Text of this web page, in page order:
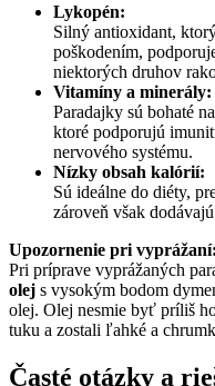
Lykopén:
Silný antioxidant,
poškodením,
niektorých druhov
Vitamíny a minerály:
Paradajky sú bohaté
ktoré podporujú
nervového systému.
Nízky obsah kalórií:
Sú ideálne do diéty,
zároveň však
Upozornenie pri vyprážaní:
Pri príprave vyprážaných
olej s vysokým bodom
olej. Olej nesmie byť príliš
tuku a zostali ľahké a
Časté otázky a